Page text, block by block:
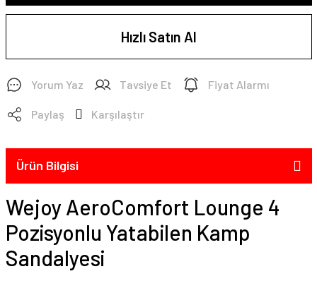
Hızlı Satın Al
Yorum Yaz Tavsiye Et Fiyat Alarmı
Paylaş Karşılaştır
Ürün Bilgisi
Wejoy AeroComfort Lounge 4
Pozisyonlu Yatabilen Kamp
Sandalyesi